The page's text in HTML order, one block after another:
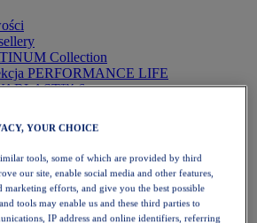
Collection
PERFORMANCE LIFE
6
w terenie
ręczna
YOUR CHOICE
tools, some of which are provided by third
our site, enable social media and other features,
marketing efforts, and give you the best possible
tools may enable us and these third parties to
IP address and online identifiers, referring